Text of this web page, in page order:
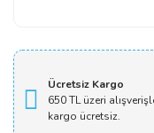
Ücretsiz Kargo
650 TL üzeri
kargo ücretsiz.